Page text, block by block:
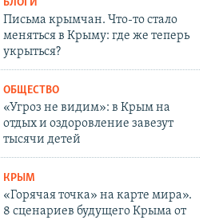
БЛОГИ
Письма крымчан. Что-то стало
меняться в Крыму: где же теперь
укрыться?
ОБЩЕСТВО
«Угроз не видим»: в Крым на
отдых и оздоровление завезут
тысячи детей
КРЫМ
«Горячая точка» на карте мира».
8 сценариев будущего Крыма от